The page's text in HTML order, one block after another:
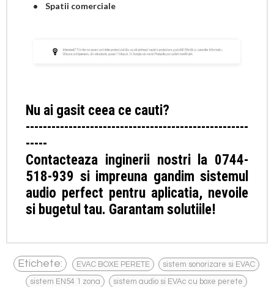
• Spatii comerciale
Nu ai gasit ceea ce cauti?
----------------------------------------------------
-----
Contacteaza inginerii nostri la 0744-
518-939 si impreuna gandim sistemul
audio perfect pentru aplicatia, nevoile
si bugetul tau. Garantam solutiile!
Etichete: EVAC BOXE PERETE , sistem sonorizare si EVAC ,
sistem EN54 1 zona , sistem audio si EVAc cu boxe perete ,